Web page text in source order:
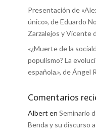
Presentación de
único», de Eduardo
Zarzalejos y Vicente
«¿Muerte de la
populismo? La
española.», de Ángel
Comentarios
Albert en Seminario
Benda y su discurso